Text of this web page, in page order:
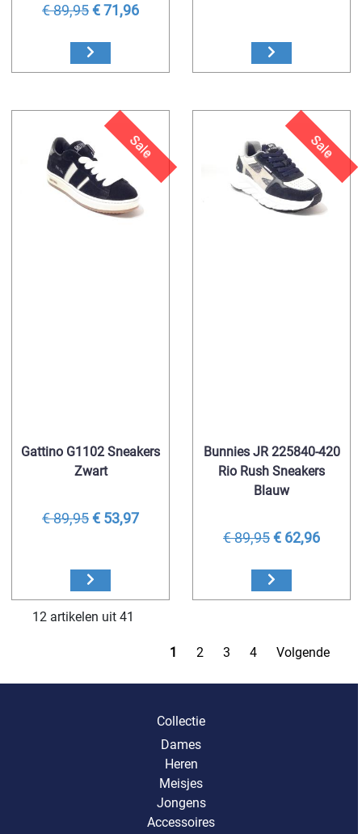
€ 89,95€ 71,96
Sale
Gattino G1102 Sneakers
Zwart
€ 89,95€ 53,97
Sale
Bunnies JR 225840-420
Rio Rush Sneakers
Blauw
€ 89,95€ 62,96
12 artikelen uit 41
1 2 3 4 Volgende
Collectie
Dames
Heren
Meisjes
Jongens
Accessoires